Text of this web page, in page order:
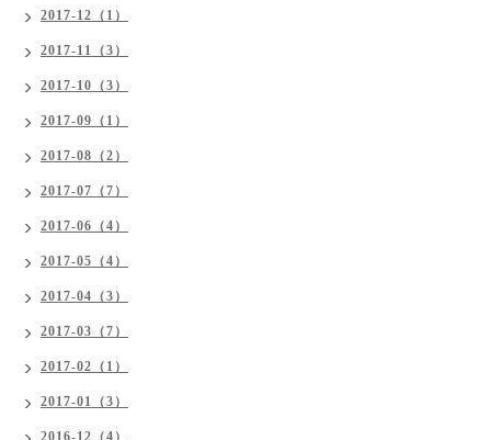
2017-12（1）
2017-11（3）
2017-10（3）
2017-09（1）
2017-08（2）
2017-07（7）
2017-06（4）
2017-05（4）
2017-04（3）
2017-03（7）
2017-02（1）
2017-01（3）